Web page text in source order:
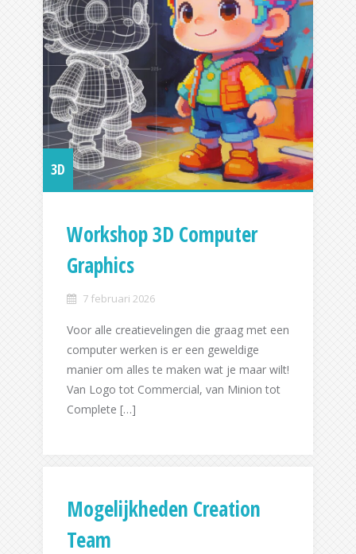
3D
Workshop 3D Computer
Graphics
7 februari 2026
Voor alle creatievelingen die graag met een
computer werken is er een geweldige
manier om alles te maken wat je maar wilt!
Van Logo tot Commercial, van Minion tot
Complete […]
Mogelijkheden Creation
Team